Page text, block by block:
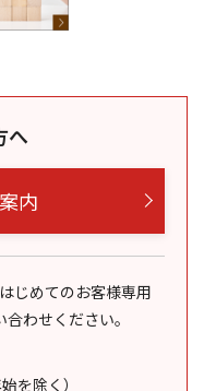
へ
内
じめてのお客様専用
合わせください。
を除く）